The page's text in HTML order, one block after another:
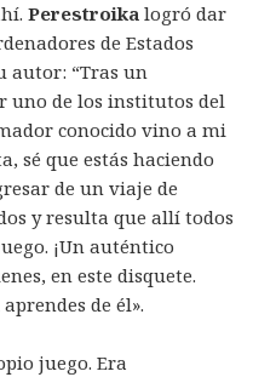
Perestroikalogró dar
de Estados
autor: “Tras un
uno de los institutos del
conocido vino a mi
sé que estás haciendo
de un viaje de
y resulta que allí todos
¡Un auténtico
en este disquete.
de él».
juego. Era